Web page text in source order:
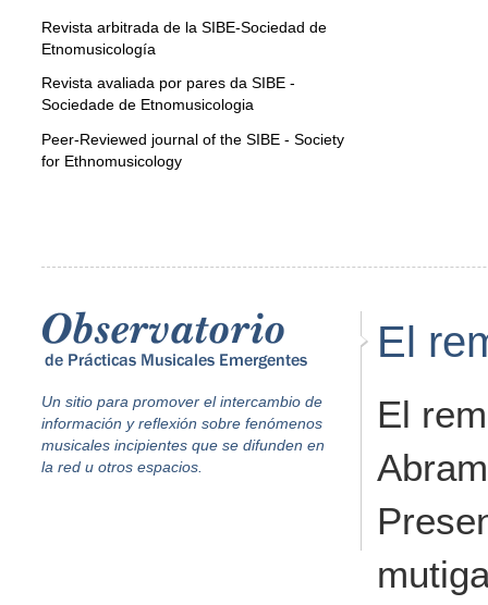
Revista arbitrada de la SIBE-Sociedad de
Etnomusicología
Revista avaliada por pares da SIBE -
Sociedade de Etnomusicologia
Peer-Reviewed journal of the SIBE - Society
for Ethnomusicology
Un sitio para promover el intercambio de
información y reflexión sobre fenómenos
musicales incipientes que se difunden en
la red u otros espacios.
El
El